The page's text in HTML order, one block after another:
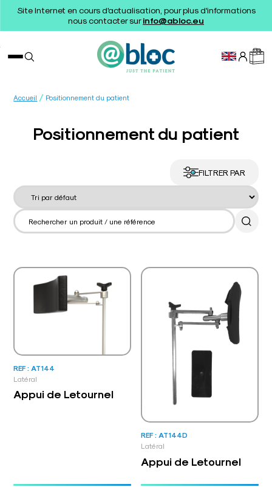
Site Internet en cours d'actualisation, pour plus d'informations
nous contacter surinfo@abloc.eu
Accueil / Positionnement du patient
Positionnement du patient
FILTRER PAR
Latéral
REF : AT144
Appui de Letournel
Latéral
REF : AT144D
Appui de Letournel